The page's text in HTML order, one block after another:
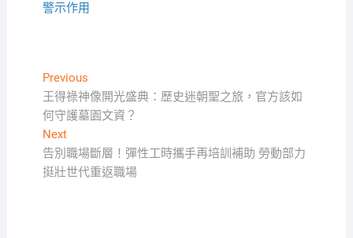
警示作用
文
章
導
覽
PreviousPrevious
post:
王得祿神像開光盛典：歷史迷朝聖之旅，官方該如
何守護墓園文資？
NextNext
post:
告別職場斷層！彈性工時攜手再培訓補助 勞動部力
挺壯世代重返職場